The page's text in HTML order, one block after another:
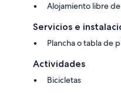
Alojamiento libre
Servicios e
Plancha o tabla de
Actividades
Bicicletas